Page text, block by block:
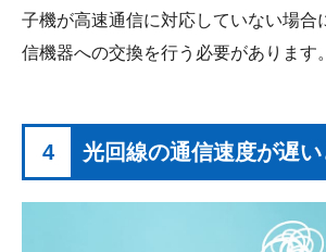
子機が高速通信に対応していない場合
信機器への交換を行う必要があります。
4 光回線の通信速度が遅